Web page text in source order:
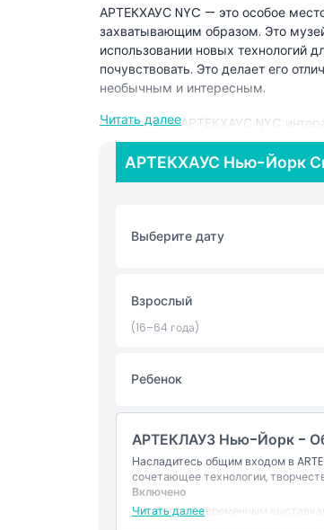
АРТЕКХАУС NYC — это особое
захватывающим образом. Это
использовании новых технологий
почувствовать. Это делает его
необычным и интересным.
Искусство в АРТЕКХАУС NYC
искусства. Вместо того чтобы
взаимодействовать с цифровым
искусства меняются по мере
Одна из самых крутых
проекционное
произведения выглядеть так,
людей. Если вы любите искусство,
инсталляции создают
созерцания, это нечто, в чем вы
Основные моменты
Читать далее
АРТЕКХАУС Нью-Йорк
Выберите дату
Взрослый
(16–64 года)
Ребенок
АРТЕКЛАУЗ Нью-Йорк -
Насладитесь общим входом в
сочетающее технологии,
Читать далее
Включено
Доступ к временным